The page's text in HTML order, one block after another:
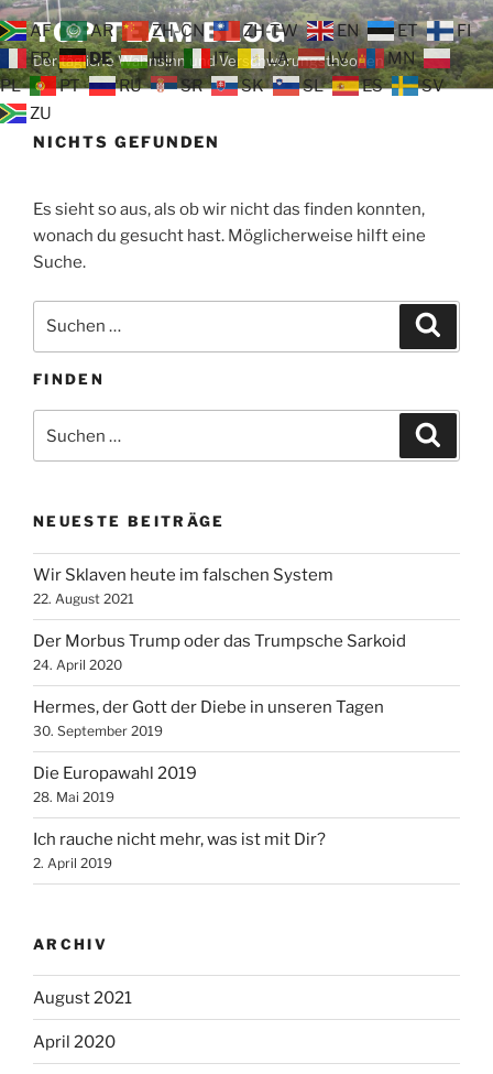
Zum
Inhalt
springen
TOP TEAM BLOG
Der tägliche Wahnsinn und Verschwörungstheorien
NICHTS GEFUNDEN
Es sieht so aus, als ob wir nicht das finden konnten,
wonach du gesucht hast. Möglicherweise hilft eine
Suche.
nach:
FINDEN
nach:
NEUESTE BEITRÄGE
Wir Sklaven heute im falschen System
22. August 2021
Der Morbus Trump oder das Trumpsche Sarkoid
24. April 2020
Hermes, der Gott der Diebe in unseren Tagen
30. September 2019
Die Europawahl 2019
28. Mai 2019
Ich rauche nicht mehr, was ist mit Dir?
2. April 2019
ARCHIV
August 2021
April 2020
AF AR ZH-CN ZH-TW EN ET
FI
FR
DE HU IT LA LV
MN
PL
PT RU SR SK SL ES
SV
ZU